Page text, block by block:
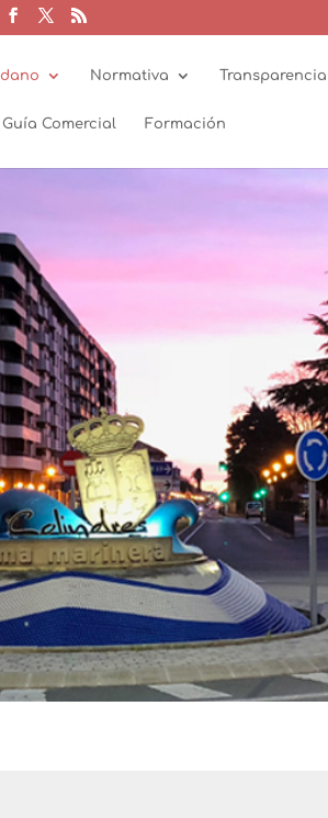
Normativa Transparencia
Guía Comercial Formación